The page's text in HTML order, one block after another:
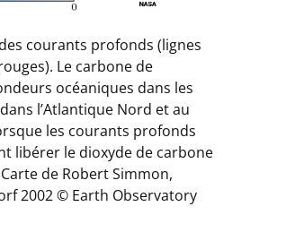
courants profonds (lignes
Le carbone de
océaniques dans les
l’Atlantique Nord et au
les courants profonds
libérer le dioxyde de carbone
de Robert Simmon,
2002 © Earth Observatory